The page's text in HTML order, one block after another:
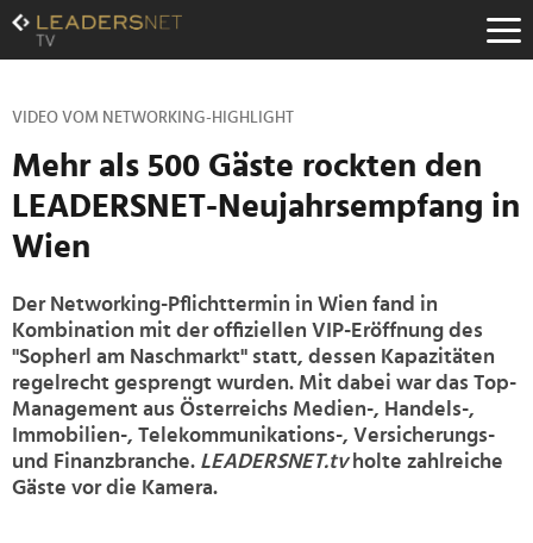
Zum
Inhalt
Zur
Navigation
Hauptnavigation
VIDEO VOM NETWORKING-HIGHLIGHT
Mehr als 500 Gäste rockten den
LEADERSNET-Neujahrsempfang in
Wien
Der Networking-Pflichttermin in Wien fand in
Kombination mit der offiziellen VIP-Eröffnung des
"Sopherl am Naschmarkt" statt, dessen Kapazitäten
regelrecht gesprengt wurden. Mit dabei war das Top-
Management aus Österreichs Medien-, Handels-,
Immobilien-, Telekommunikations-, Versicherungs-
und Finanzbranche. LEADERSNET.tvholte zahlreiche
Gäste vor die Kamera.